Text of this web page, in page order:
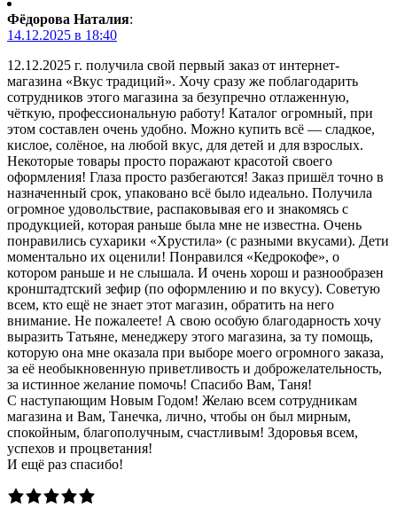
Фёдорова Наталия:
14.12.2025 в 18:40
12.12.2025 г. получила свой первый заказ от интернет-
магазина «Вкус традиций». Хочу сразу же поблагодарить
сотрудников этого магазина за безупречно отлаженную,
чёткую, профессиональную работу! Каталог огромный, при
этом составлен очень удобно. Можно купить всё — сладкое,
кислое, солёное, на любой вкус, для детей и для взрослых.
Некоторые товары просто поражают красотой своего
оформления! Глаза просто разбегаются! Заказ пришёл точно в
назначенный срок, упаковано всё было идеально. Получила
огромное удовольствие, распаковывая его и знакомясь с
продукцией, которая раньше была мне не известна. Очень
понравились сухарики «Хрустила» (с разными вкусами). Дети
моментально их оценили! Понравился «Кедрокофе», о
котором раньше и не слышала. И очень хорош и разнообразен
кронштадтский зефир (по оформлению и по вкусу). Советую
всем, кто ещё не знает этот магазин, обратить на него
внимание. Не пожалеете! А свою особую благодарность хочу
выразить Татьяне, менеджеру этого магазина, за ту помощь,
которую она мне оказала при выборе моего огромного заказа,
за её необыкновенную приветливость и доброжелательность,
за истинное желание помочь! Спасибо Вам, Таня!
С наступающим Новым Годом! Желаю всем сотрудникам
магазина и Вам, Танечка, лично, чтобы он был мирным,
спокойным, благополучным, счастливым! Здоровья всем,
успехов и процветания!
И ещё раз спасибо!